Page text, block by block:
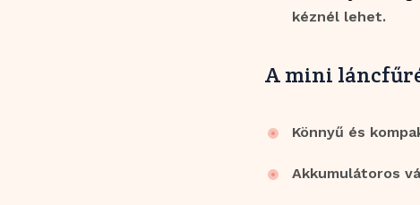
kéznél lehet.
A mini
Könnyű és
Akkumulátoros